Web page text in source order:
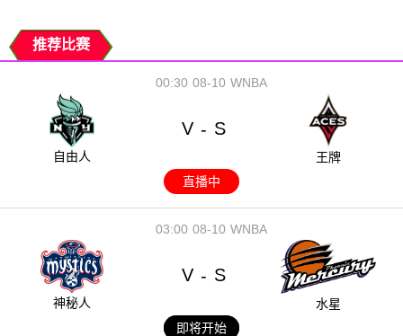
推荐比赛
08-10
00:30 WNBA
自由人
V - S
王牌
直播中
08-10
03:00 WNBA
神秘人
V - S
水星
即将开始